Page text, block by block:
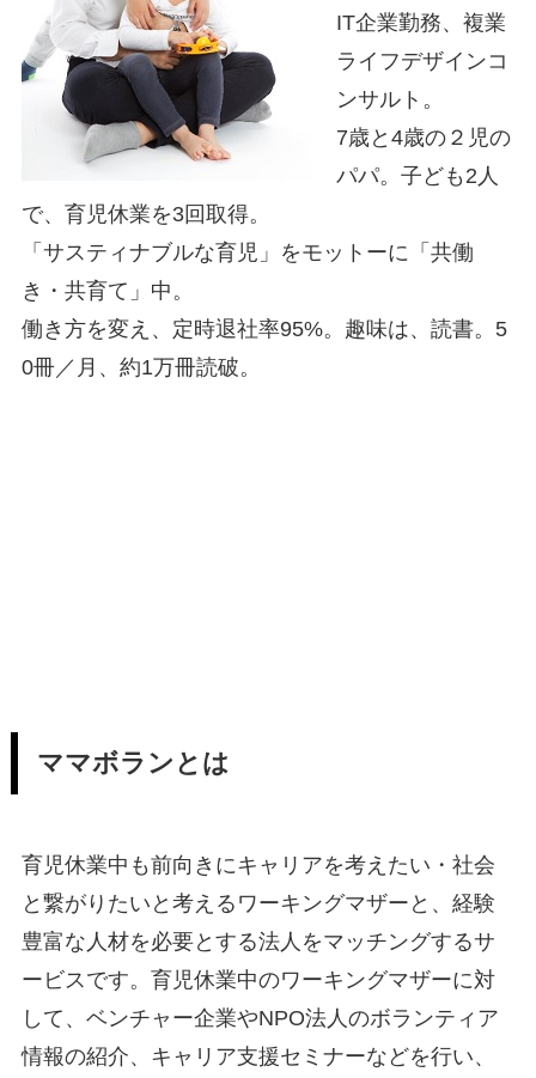
IT企業勤務、複業
ライフデザインコ
ンサルト。
7歳と4歳の２児の
パパ。子ども2人
で、育児休業を3回取得。
「サスティナブルな育児」をモットーに「共働
き・共育て」中。
働き方を変え、定時退社率95%。趣味は、読書。5
0冊／月、約1万冊読破。
ママボランとは
育児休業中も前向きにキャリアを考えたい・社会
と繋がりたいと考えるワーキングマザーと、経験
豊富な人材を必要とする法人をマッチングするサ
ービスです。育児休業中のワーキングマザーに対
して、ベンチャー企業やNPO法人のボランティア
情報の紹介、キャリア支援セミナーなどを行い、